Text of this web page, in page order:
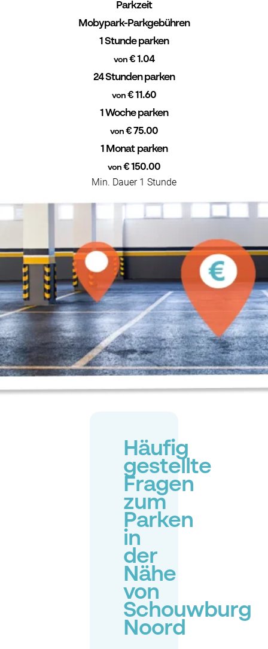
Parkzeit
Mobypark-Parkgebühren
1 Stunde parken
von€ 1.04
24 Stunden parken
von€ 11.60
1 Woche parken
von€ 75.00
1 Monat parken
von€ 150.00
Min. Dauer 1 Stunde
Häufig
gestellte
Fragen
zum
Parken
in
der
Nähe
von
Schouwburg
Noord